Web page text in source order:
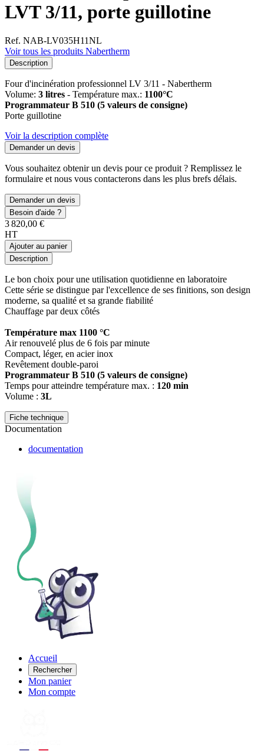
LVT 3/11, porte guillotine
Ref. NAB-LV035H11NL
Voir tous les produits Nabertherm
Description
Four d'incinération professionnel LV 3/11 - Nabertherm
Volume: 3 litres - Température max.: 1100°C
Programmateur B 510 (5 valeurs de consigne)
Porte guillotine
Voir la description complète
Demander un devis
Vous souhaitez obtenir un devis pour ce produit ? Remplissez le
formulaire et nous vous contacterons dans les plus brefs délais.
Demander un devis
Besoin d'aide ?
3 820,00 €
HT
Ajouter au panier
Description
Le bon choix pour une utilisation quotidienne en laboratoire
Cette série se distingue par l'excellence de ses finitions, son design
moderne, sa qualité et sa grande fiabilité
Chauffage par deux côtés
Température max 1100 °C
Air renouvelé plus de 6 fois par minute
Compact, léger, en acier inox
Revêtement double-paroi
Programmateur B 510 (5 valeurs de consigne)
Temps pour atteindre température max. : 120 min
Volume : 3L
Fiche technique
Documentation
documentation
Accueil
Rechercher
Mon panier
Mon compte